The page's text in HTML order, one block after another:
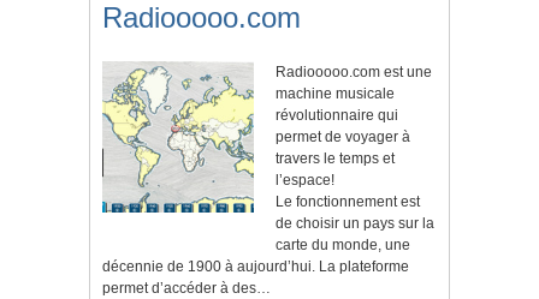
Radiooooo.com
Radiooooo.com est une
machine musicale
révolutionnaire qui
permet de voyager à
travers le temps et
l’espace!
Le fonctionnement est
de choisir un pays sur la
carte du monde, une
décennie de 1900 à aujourd’hui. La plateforme
permet d’accéder à des…